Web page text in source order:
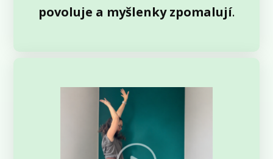
povoluje a myšlenky zpomalují.